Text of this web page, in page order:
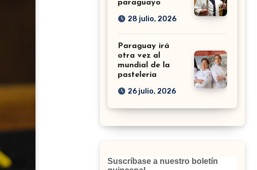
paraguayo
28 julio, 2026
Paraguay irá
otra vez al
mundial de la
pastelería
26 julio, 2026
Suscríbase a nuestro boletín